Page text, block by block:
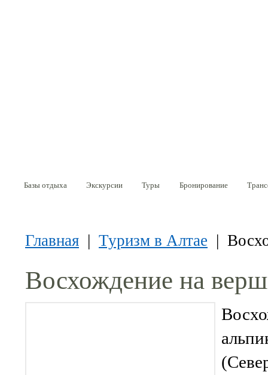
Базы отдыха Экскурсии Туры Бронирование
Вы здесь
Главная | Туризм в Алтае |
Восхождение на